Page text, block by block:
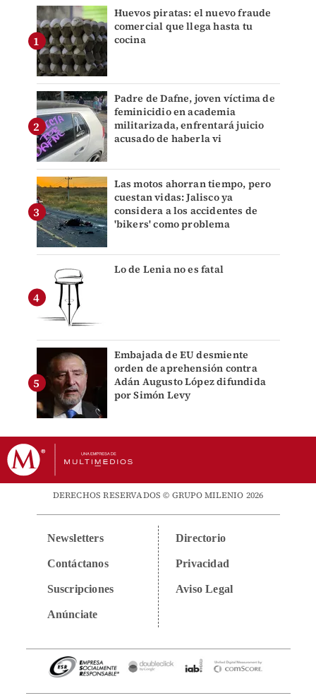
Huevos piratas: el nuevo fraude
comercial que llega hasta tu
cocina
Padre de Dafne, joven víctima de
feminicidio en academia
militarizada, enfrentará juicio
acusado de haberla vi
Las motos ahorran tiempo, pero
cuestan vidas: Jalisco ya
considera a los accidentes de
'bikers' como problema
Lo de Lenia no es fatal
Embajada de EU desmiente
orden de aprehensión contra
Adán Augusto López difundida
por Simón Levy
DERECHOS RESERVADOS © GRUPO MILENIO 2026
Newsletters
Contáctanos
Suscripciones
Anúnciate
Directorio
Privacidad
Aviso Legal